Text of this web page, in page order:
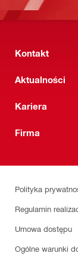
Kontakt
Aktualności
Kariera
Firma
Polityka
Regulamin
Umowa dostępu
Ogólne warunki